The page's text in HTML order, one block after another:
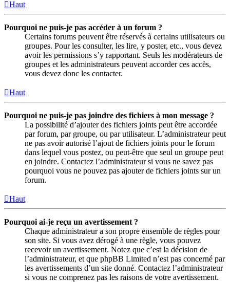
Haut
Pourquoi ne puis-je pas accéder à un forum ?
Certains forums peuvent être réservés à certains utilisateurs ou
groupes. Pour les consulter, les lire, y poster, etc., vous devez
avoir les permissions s’y rapportant. Seuls les modérateurs de
groupes et les administrateurs peuvent accorder ces accès,
vous devez donc les contacter.
Haut
Pourquoi ne puis-je pas joindre des fichiers à mon message ?
La possibilité d’ajouter des fichiers joints peut être accordée
par forum, par groupe, ou par utilisateur. L’administrateur peut
ne pas avoir autorisé l’ajout de fichiers joints pour le forum
dans lequel vous postez, ou peut-être que seul un groupe peut
en joindre. Contactez l’administrateur si vous ne savez pas
pourquoi vous ne pouvez pas ajouter de fichiers joints sur un
forum.
Haut
Pourquoi ai-je reçu un avertissement ?
Chaque administrateur a son propre ensemble de règles pour
son site. Si vous avez dérogé à une règle, vous pouvez
recevoir un avertissement. Notez que c’est la décision de
l’administrateur, et que phpBB Limited n’est pas concerné par
les avertissements d’un site donné. Contactez l’administrateur
si vous ne comprenez pas les raisons de votre avertissement.